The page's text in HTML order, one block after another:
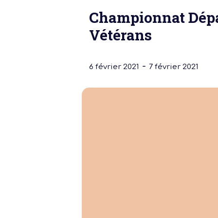
Championnat
Vétérans
6 février 2021 - 7 février 2021